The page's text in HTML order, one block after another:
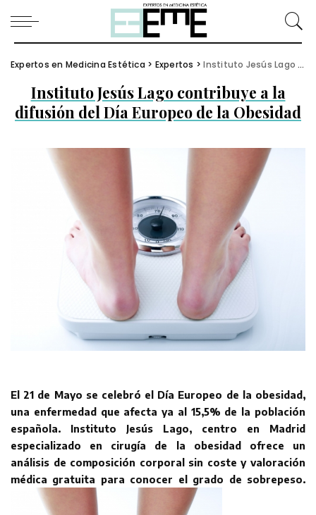
Expertos en Medicina Estética > Expertos >Instituto Jesús Lago contribuye a la difusión del Día Europeo de la Obesidad
Instituto Jesús Lago contribuye a la
difusión del Día Europeo de la Obesidad
El 21 de Mayo se celebró el Día Europeo de la obesidad,
una enfermedad que afecta ya al 15,5% de la población
española. Instituto Jesús Lago, centro en Madrid
especializado en cirugía de la obesidad ofrece un
análisis de composición corporal sin coste y valoración
médica gratuita para conocer el grado de sobrepeso.